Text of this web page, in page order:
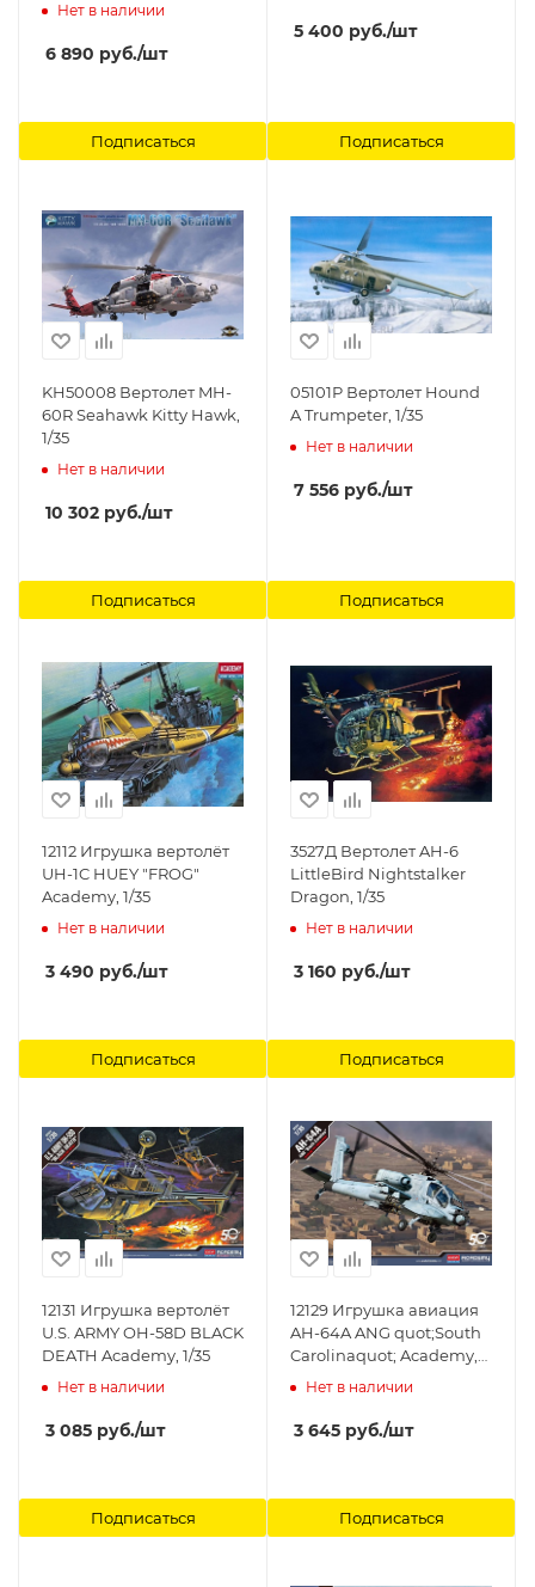
Нет в наличии
6 890 руб./шт
Подписаться
5 400 руб./шт
Подписаться
KH50008 Вертолет MH-
60R Seahawk Kitty Hawk,
1/35
Нет в наличии
10 302 руб./шт
Подписаться
05101P Вертолет Hound
A Trumpeter, 1/35
Нет в наличии
7 556 руб./шт
Подписаться
12112 Игрушка вертолёт
UH-1C HUEY "FROG"
Academy, 1/35
Нет в наличии
3 490 руб./шт
Подписаться
3527Д Вертолет AH-6
LittleBird Nightstalker
Dragon, 1/35
Нет в наличии
3 160 руб./шт
Подписаться
12131 Игрушка вертолёт
U.S. ARMY OH-58D BLACK
DEATH Academy, 1/35
Нет в наличии
3 085 руб./шт
Подписаться
12129 Игрушка авиация
AH-64A ANG quot;South
Carolinaquot; Academy,
1/35Нет в наличии
3 645 руб./шт
Подписаться